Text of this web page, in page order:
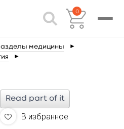
0
медицины ►
►
Read part of it
В избранное